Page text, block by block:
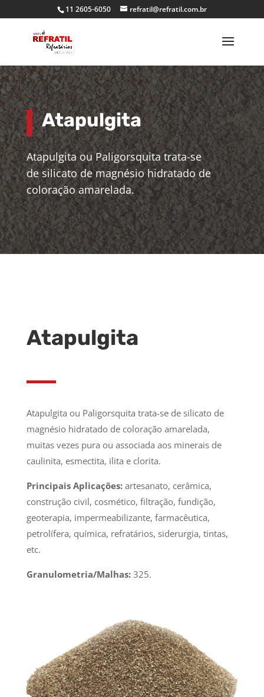
11 2605-6050 refratil@refratil.com.br
Atapulgita
Atapulgita ou Paligorsquita trata-se
de silicato de magnésio hidratado de
coloração amarelada.
Atapulgita
Atapulgita ou Paligorsquita trata-se de silicato de
magnésio hidratado de coloração amarelada,
muitas vezes pura ou associada aos minerais de
caulinita, esmectita, ilita e clorita.
Principais Aplicações: artesanato, cerâmica,
construção civil, cosmético, filtração, fundição,
geoterapia, impermeabilizante, farmacêutica,
petrolífera, química, refratários, siderurgia, tintas,
etc.
Granulometria/Malhas: 325.